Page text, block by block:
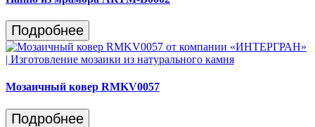
Подробнее
Мозаичный ковер RMKV0057
Подробнее